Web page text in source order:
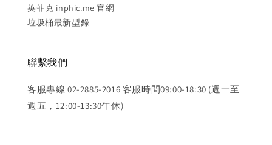
英菲克 inphic.me 官網
垃圾桶最新型錄
聯繫我們
客服專線 02-2885-2016 客服時間09:00-18:30 (週一至
週五，12:00-13:30午休)